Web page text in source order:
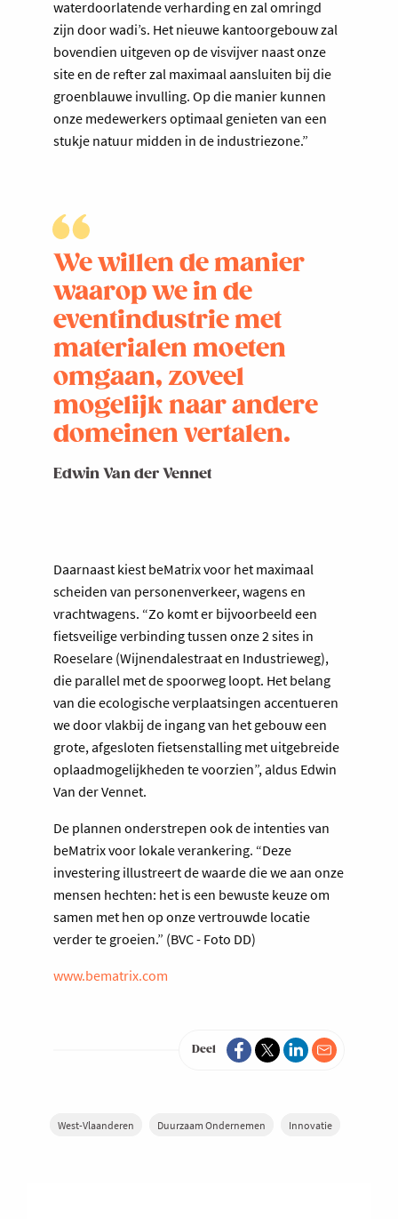
waterdoorlatende verharding en zal omringd
zijn door wadi’s. Het nieuwe kantoorgebouw zal
bovendien uitgeven op de visvijver naast onze
site en de refter zal maximaal aansluiten bij die
groenblauwe invulling. Op die manier kunnen
onze medewerkers optimaal genieten van een
stukje natuur midden in de industriezone.”
We willen de manier
waarop we in de
eventindustrie met
materialen moeten
omgaan, zoveel
mogelijk naar andere
domeinen vertalen.
Edwin Van der Vennet
Daarnaast kiest beMatrix voor het maximaal
scheiden van personenverkeer, wagens en
vrachtwagens. “Zo komt er bijvoorbeeld een
fietsveilige verbinding tussen onze 2 sites in
Roeselare (Wijnendalestraat en Industrieweg),
die parallel met de spoorweg loopt. Het belang
van die ecologische verplaatsingen accentueren
we door vlakbij de ingang van het gebouw een
grote, afgesloten fietsenstalling met uitgebreide
oplaadmogelijkheden te voorzien”, aldus Edwin
Van der Vennet.
De plannen onderstrepen ook de intenties van
beMatrix voor lokale verankering. “Deze
investering illustreert de waarde die we aan onze
mensen hechten: het is een bewuste keuze om
samen met hen op onze vertrouwde locatie
verder te groeien.” (BVC - Foto DD)
www.bematrix.com
Deel
West-Vlaanderen Duurzaam Ondernemen Innovatie